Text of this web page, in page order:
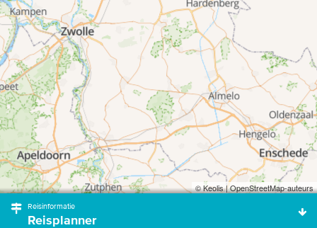
Vacatures
Klantenservice
Kies een reisgebied
© Keolis | OpenStreetMap-auteurs
Reisinformatie
Reisplanner